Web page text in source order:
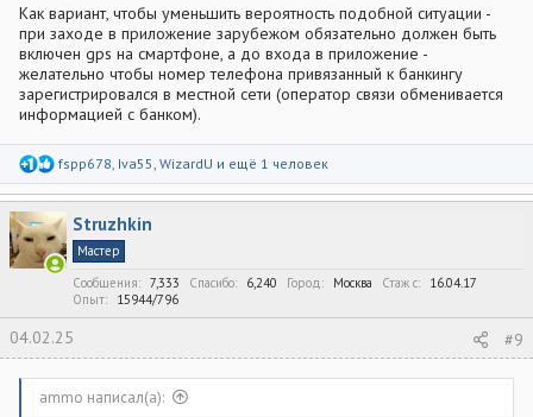
Как вариант, чтобы уменьшить вероятность подобной ситуации -
при заходе в приложение зарубежом обязательно должен быть
включен gps на смартфоне, а до входа в приложение -
желательно чтобы номер телефона привязанный к банкингу
зарегистрировался в местной сети (оператор связи обменивается
информацией с банком).
Р
а
ц
и
и
:
fspp678 Iva55 WizardU и ещё 1 человек
Struzhkin
Мастер
Сообщения
7,333 Спасибо 6,240 Город Москва Стаж c
16.04.17
Опыт
15944/796
04.02.25 #9
ammo написал(а):